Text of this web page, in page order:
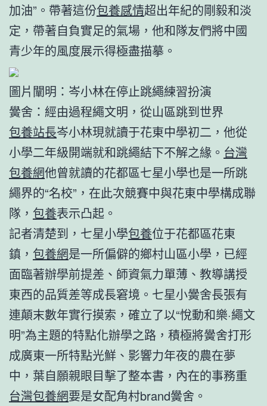
加油”。帶著這份包養感情超出年紀的剛毅和淡
定，帶著自負實足的氣場，他和隊友們將中國
青少年的風度展示得極盡描摹。
圖片闡明：岑小林在停止跳繩練習扮演
黌舍：經由過程繩文明，從山區跳到世界
包養站長岑小林現就讀于花東中學初二，他從
小學二年級開端就和跳繩結下不解之緣。 台灣
包養網他曾就讀的花都區七星小學也是一所跳
繩界的“名校”，在此次競賽中與花東中學構成聯
隊， 包養表示凸起。
記者清楚到，七星小學包養位于花都區花東
鎮， 包養網是一所偏僻的鄉村山區小學，已經
面臨著辦學前提差、師資氣力單薄、教導講授
東西的品質差等成長窘境。七星小黌舍長張有
連顛末數年實行摸索，確立了以“悅動和樂·繩文
明”為主題的特點化辦學之路，積極將黌舍打形
成廣東一所特點光鮮、影響力年夜的農在夢
中，葉自願親眼目擊了整本書，內在的事務重
台灣包養網要是女配角村brand黌舍。